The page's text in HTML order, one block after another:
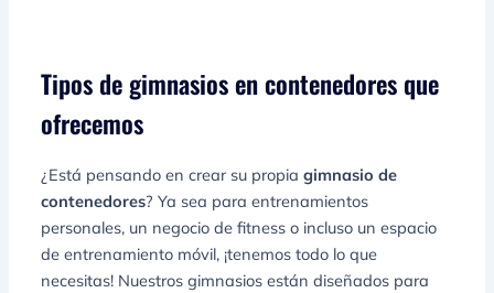
Tipos de gimnasios en contenedores que
ofrecemos
¿Está pensando en crear su propiagimnasio de
contenedores? Ya sea para entrenamientos
personales, un negocio de fitness o incluso un espacio
de entrenamiento móvil, ¡tenemos todo lo que
necesitas! Nuestros gimnasios están diseñados para